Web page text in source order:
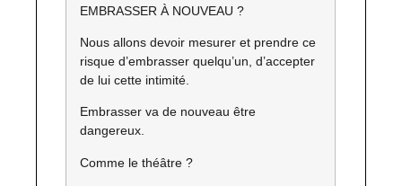
EMBRASSER À NOUVEAU ?
Nous allons devoir mesurer et prendre ce
risque d’embrasser quelqu’un, d’accepter
de lui cette intimité.
Embrasser va de nouveau être
dangereux.
Comme le théâtre ?